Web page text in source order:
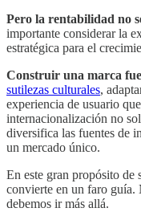
Pero la rentabilidad no
importante considerar la
estratégica para el
Construir una marca
sutilezas culturales,
experiencia de usuario
internacionalización no
diversifica las fuentes de
un mercado único.
En este gran propósito de
convierte en un faro guía.
debemos ir más allá.